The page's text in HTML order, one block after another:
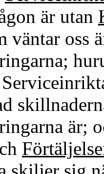
är utan
väntar oss
är;